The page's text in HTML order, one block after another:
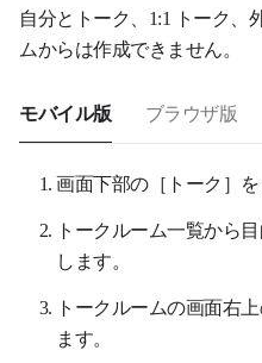
自分とトーク、1:1 トーク、
ムからは作成できません。
モバイル版 ブラウザ版
画面下部の［トーク］を
トークルーム一覧から
します。
トークルームの画面右
ます。